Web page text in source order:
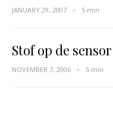
JANUARY 29, 2007 5 min
Stof op de sensor
NOVEMBER 7, 2006 5 min